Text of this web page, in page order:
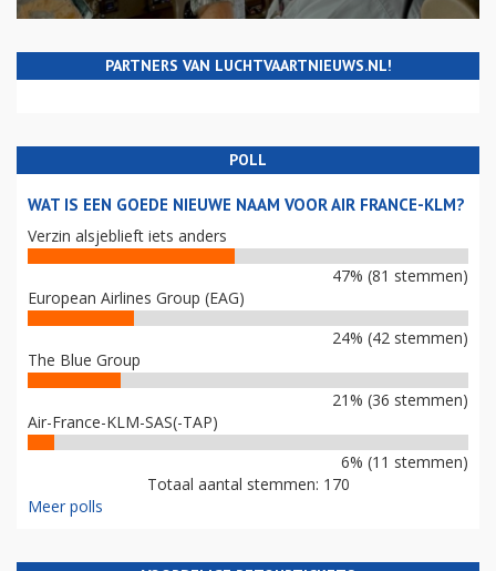
PARTNERS VAN LUCHTVAARTNIEUWS.NL!
POLL
WAT IS EEN GOEDE NIEUWE NAAM VOOR AIR FRANCE-KLM?
Verzin alsjeblieft iets anders
47% (81 stemmen)
European Airlines Group (EAG)
24% (42 stemmen)
The Blue Group
21% (36 stemmen)
Air-France-KLM-SAS(-TAP)
6% (11 stemmen)
Totaal aantal stemmen: 170
Meer polls